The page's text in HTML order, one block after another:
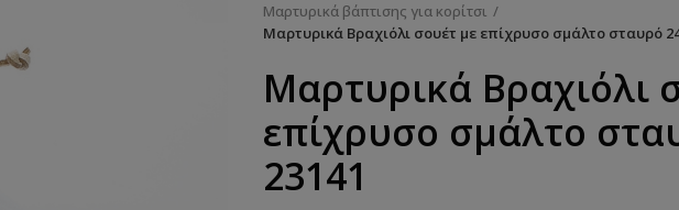
Μαρτυρικά βάπτισης για κορίτσι
Μαρτυρικά Βραχιόλι σουέτ με επίχρυσο σμάλτο σταυρό
Μαρτυρικά Βραχιόλι
επίχρυσο σμάλτο
23141